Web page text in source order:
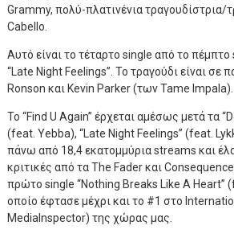
Grammy, πολύ-πλατινένια τραγουδίστρια/
Cabello.
Αυτό είναι το τέταρτο single από το
“Late Night Feelings”. Το τραγούδι είναι σε
Ronson και Kevin Parker (των Tame Impala).
Το “Find U Again” έρχεται αμέσως μετά τα
(feat. Yebba), “Late Night Feelings” (feat.
πάνω από 18,4 εκατομμύρια streams και
κριτικές από τα The Fader και
πρώτο single “Nothing Breaks Like A Heart”
οποίο έφτασε μέχρι και το #1 στο
MediaInspector) της χώρας μας.